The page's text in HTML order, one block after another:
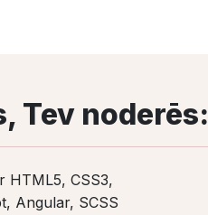
Tev noderēs:
HTML5, CSS3,
Angular, SCSS